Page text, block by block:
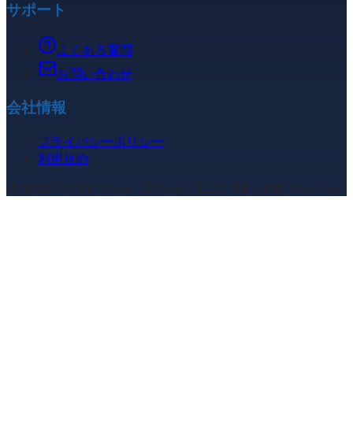
サポート
よくある質問
お問い合わせ
会社情報
プライバシーポリシー
利用規約